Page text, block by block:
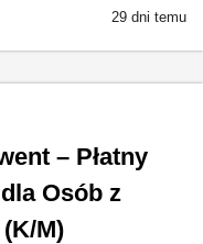
29 dni temu
– Płatny
Osób z
M)